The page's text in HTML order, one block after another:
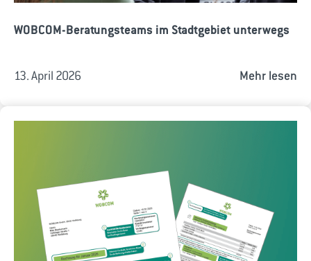
WOBCOM-Beratungsteams im Stadtgebiet unterwegs
13. April 2026 Mehr lesen